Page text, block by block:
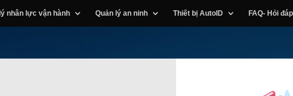
nhân lực vận hành Quản lý an ninh Thiết bị AutoID FAQ- Hỏi đáp